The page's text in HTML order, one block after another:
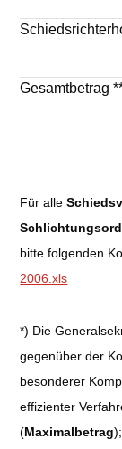
Gesamtbetrag
Für alle
bitte folgenden
2006.xls
*) Die
gegenüber der
besonderer
effizienter
(Maximalbetrag